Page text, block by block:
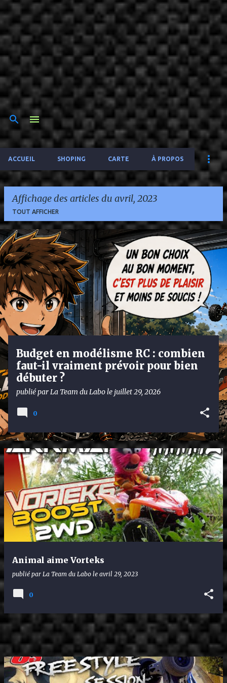
ACCUEIL SHOPING CARTE À PROPOS
Affichage des articles du avril, 2023
TOUT AFFICHER
A
r
t
c
l
e
s
Budget en modélisme RC : combien
faut-il vraiment prévoir pour bien
débuter ?
publié parLa Team du Labole juillet 29, 2026
0
Animal aime Vorteks
publié par La Team du Labo le avril 29, 2023
0